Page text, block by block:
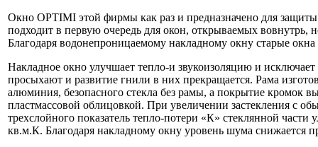
Окно OPTIMI этой фирмы как раз и предназначено для
подходит в первую очередь для окон, открываемых вовнутрь,
Благодаря водонепроницаемому накладному окну старые
Накладное окно улучшает тепло-и звукоизоляцию и
просыхают и развитие гнили в них прекращается. Рама
алюминия, безопасного стекла без рамы, а покрытие кромок
пластмассовой облицовкой. При увеличении застекления с
трехслойного показатель тепло-потери «К» стеклянной части
кв.м.К. Благодаря накладному окну уровень шума снижается